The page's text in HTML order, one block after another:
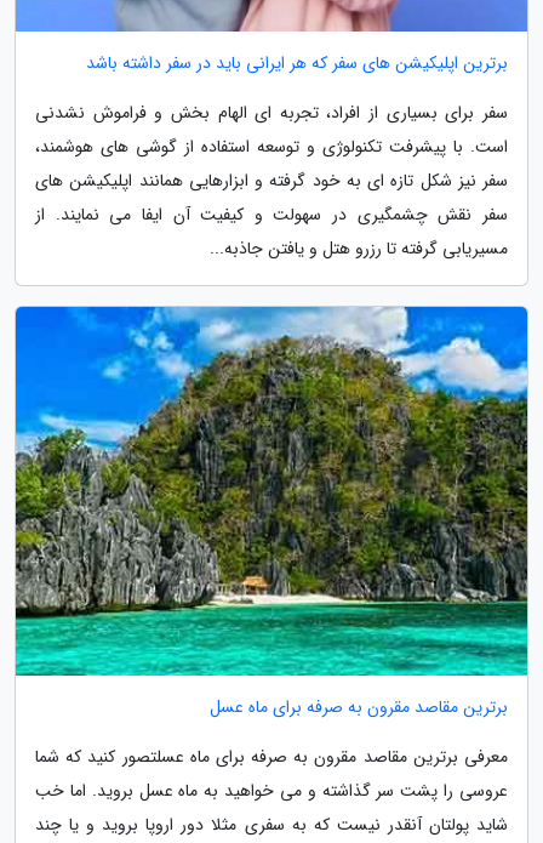
برترین اپلیکیشن های سفر که هر ایرانی باید در سفر داشته باشد
سفر برای بسیاری از افراد، تجربه ای الهام بخش و فراموش نشدنی
است. با پیشرفت تکنولوژی و توسعه استفاده از گوشی های هوشمند،
سفر نیز شکل تازه ای به خود گرفته و ابزارهایی همانند اپلیکیشن های
سفر نقش چشمگیری در سهولت و کیفیت آن ایفا می نمایند. از
مسیریابی گرفته تا رزرو هتل و یافتن جاذبه...
برترین مقاصد مقرون به صرفه برای ماه عسل
معرفی برترین مقاصد مقرون به صرفه برای ماه عسلتصور کنید که شما
عروسی را پشت سر گذاشته و می خواهید به ماه عسل بروید. اما خب
شاید پولتان آنقدر نیست که به سفری مثلا دور اروپا بروید و یا چند